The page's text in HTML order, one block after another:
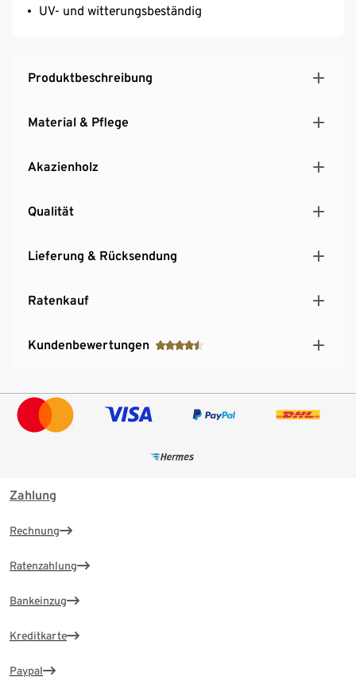
UV- und witterungsbeständig
Produktbeschreibung
Material & Pflege
Akazienholz
Qualität
Lieferung & Rücksendung
Ratenkauf
Kundenbewertungen
Zahlung
Rechnung
Ratenzahlung
Bankeinzug
Kreditkarte
Paypal